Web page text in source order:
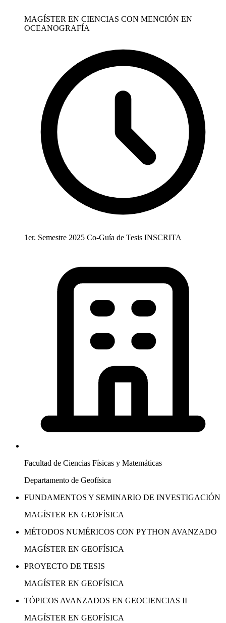
MAGÍSTER EN CIENCIAS CON MENCIÓN EN
OCEANOGRAFÍA
1er. Semestre 2025 Co-Guía de Tesis INSCRITA
Facultad de Ciencias Físicas y Matemáticas
Departamento de Geofísica
FUNDAMENTOS Y SEMINARIO DE INVESTIGACIÓN
MAGÍSTER EN GEOFÍSICA
MÉTODOS NUMÉRICOS CON PYTHON AVANZADO
MAGÍSTER EN GEOFÍSICA
PROYECTO DE TESIS
MAGÍSTER EN GEOFÍSICA
TÓPICOS AVANZADOS EN GEOCIENCIAS II
MAGÍSTER EN GEOFÍSICA